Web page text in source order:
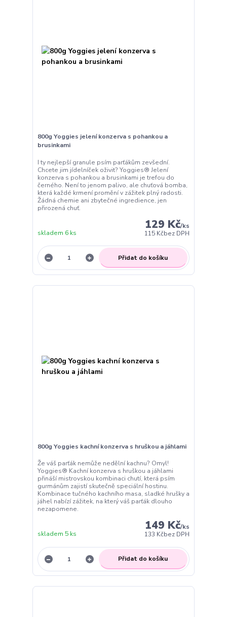
800g Yoggies jelení konzerva s pohankou a
brusinkami
I ty nejlepší granule psím parťákům zevšední.
Chcete jim jídelníček oživit? Yoggies® Jelení
konzerva s pohankou a brusinkami je trefou do
černého. Není to jenom palivo, ale chuťová bomba,
která každé krmení promění v zážitek plný radosti.
Žádná chemie ani zbytečné ingredience, jen
přirozená chuť.
129 Kč/ks
115 Kčbez DPH
skladem 6 ks
Přidat do košíku
800g Yoggies kachní konzerva s hruškou a jáhlami
Že váš parťák nemůže nedělní kachnu? Omyl!
Yoggies® Kachní konzerva s hruškou a jáhlami
přináší mistrovskou kombinaci chutí, která psím
gurmánům zajistí skutečně speciální hostinu.
Kombinace tučného kachního masa, sladké hrušky a
jáhel nabízí zážitek, na který váš parťák dlouho
nezapomene.
149 Kč/ks
133 Kčbez DPH
skladem 5 ks
Přidat do košíku